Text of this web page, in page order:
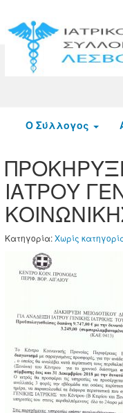
Ο Σύλλογος
ΙΑΤΡΟΥ
Κατηγορία:Χωρίς